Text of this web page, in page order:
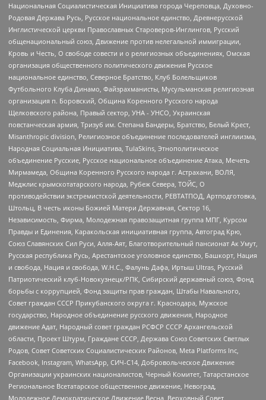
Национальная Социалистическая Инициатива города Череповца, Духовно-
Родовая Держава Русь, Русское национальное единство, Древнерусской
Инглистической церкви Православных Староверов-Инглингов, Русский
общенациональный союз, Движение против нелегальной иммиграции,
Кровь и Честь, О свободе совести и о религиозных объединениях, Омская
организация общественного политического движения Русское
национальное единство, Северное Братство, Клуб Болельщиков
Футбольного Клуба Динамо, Файзрахманисты, Мусульманская религиозная
организация п. Боровский, Община Коренного Русского народа
Щелковского района, Правый сектор, УНА - УНСО, Украинская
повстанческая армия, Тризуб им. Степана Бандеры, Братство, Белый Крест,
Misanthropic division, Религиозное объединение последователей инглиизма,
Народная Социальная Инициатива, TulaSkins, Этнополитическое
объединение Русские, Русское национальное объединение Атака, Мечеть
Мирмамеда, Община Коренного Русского народа г. Астрахани, ВОЛЯ,
Меджлис крымскотатарского народа, Рубеж Севера, ТОЙС, О
противодействии экстремистской деятельности, РЕВТАТПОД, Артподготовка,
Штольц, В честь иконы Божией Матери Державная, Сектор 16,
Независимость, Фирма, Молодежная правозащитная группа МПГ, Курсом
Правды и Единения, Каракольская инициативная группа, Автоград Крю,
Союз Славянских Сил Руси, Алля-Аят, Благотворительный пансионат Ак Умут,
Русская республика Русь, Арестантское уголовное единство, Башкорт, Нация
и свобода, Нация и свобода, W.H.С., Фалунь Дафа, Иртыш Ultras, Русский
Патриотический клуб-Новокузнецк/РПК, Сибирский державный союз, Фонд
борьбы с коррупцией, Фонд защиты прав граждан, Штабы Навального,
Совет граждан СССР Прикубанского округа г. Краснодара, Мужское
государство, Народное объединение русского движения, Народное
движение Адат, Народный совет граждан РСФСР СССР Архангельской
области, Проект Штурм, Граждане СССР, Держава Союз Советских Светлых
Родов, Совет Советских Социалистических Районов, Meta Platforms Inc,
Facebook, Instagram, WhatsApp, СИЧ-С14, Добровольческое Движение
Организации украинских националистов, Черный Комитет, Татарстанское
Региональное Всетатарское общественное движение, Невоград,
Молодежное Демократическое Движение Весна, Верховный Совет